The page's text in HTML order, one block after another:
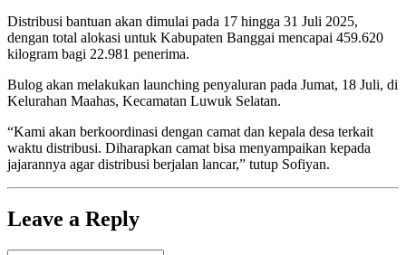
Distribusi bantuan akan dimulai pada 17 hingga 31 Juli 2025,
dengan total alokasi untuk Kabupaten Banggai mencapai 459.620
kilogram bagi 22.981 penerima.
Bulog akan melakukan launching penyaluran pada Jumat, 18 Juli, di
Kelurahan Maahas, Kecamatan Luwuk Selatan.
“Kami akan berkoordinasi dengan camat dan kepala desa terkait
waktu distribusi. Diharapkan camat bisa menyampaikan kepada
jajarannya agar distribusi berjalan lancar,” tutup Sofiyan.
Leave a Reply